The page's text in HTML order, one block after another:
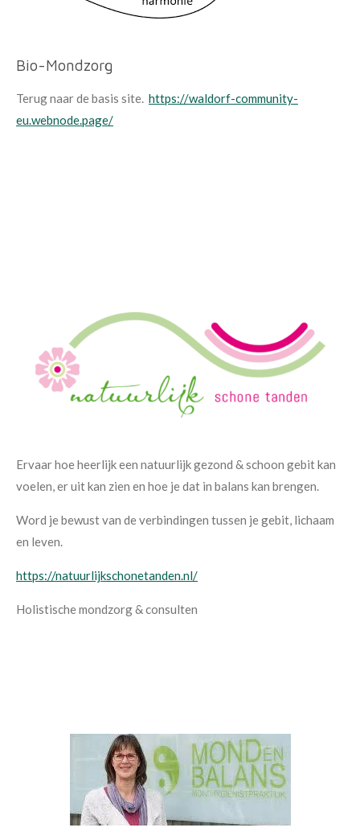
Bio-Mondzorg
Terug naar de basis site. https://waldorf-community-
eu.webnode.page/
Ervaar hoe heerlijk een natuurlijk gezond & schoon gebit kan
voelen, er uit kan zien en hoe je dat in balans kan brengen.
Word je bewust van de verbindingen tussen je gebit, lichaam
en leven.
https://natuurlijkschonetanden.nl/
Holistische mondzorg & consulten